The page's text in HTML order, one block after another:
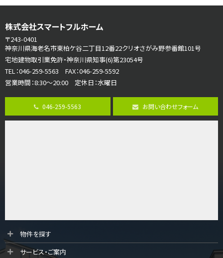
海老名駅
バ18分 歩6分
開放感のある角地区画。車３台並列駐車可能です。 …
第8位
3,180万円
3ＬＤＫ
海老名駅
第10位
3,680万円
株式会社スマートフルホーム
〒243-0401
神奈川県海老名市東柏ケ谷二丁目12番22クリオさがみ野参番館101号
宅地建物取引業免許・神奈川県知事(6)第23054号
TEL：046-259-5563 FAX：046-259-5592
営業時間：8:30～20:00 定休日：水曜日
046-259-5563 お問い合わせフォーム
物件を探す
サービス・ご案内